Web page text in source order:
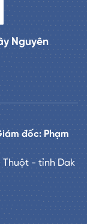
Nguyên
đốc: Phạm
Thuột - tỉnh Dak